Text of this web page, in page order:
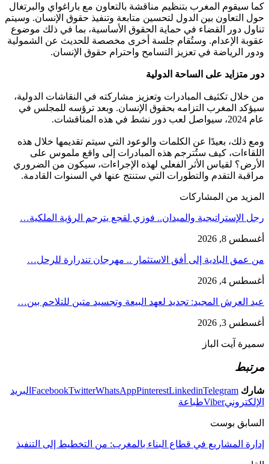
كما سيقوم المغرب بتنظيم مناقشة بالتعاون مع باراغواي والبرتغال
حول التعاون بين الدول لتحسين متابعة وتنفيذ حقوق الإنسان. وسيتم
تناول دور القضاء في حماية الحقوق الأساسية، بما في ذلك موضوع
عقوبة الإعدام. وستُقام جلسة أخرى مخصصة للحديث عن الشمولية
ودور الرياضة في تعزيز التسامح واحترام حقوق الإنسان.
دور متزايد على الساحة الدولية
من خلال تكثيف المبادرات وتعزيز مشاركته في النقاشات الدولية،
سيؤكد المغرب التزامه بحقوق الإنسان. وبعد ترؤسه للمجلس في
عام 2024، سيواصل لعب دور نشط في هذه المناقشات.
ومع ذلك، بعيدًا عن الكلمات والوعود التي سيتم تقديمها خلال هذه
اللقاءات، كيف ستُترجم هذه المبادرات إلى واقع ملموس على
الأرض؟ لقياس الأثر الفعلي لهذه الإجراءات، سيكون من الضروري
مراقبة التقدم والتطورات التي ستنتج عنها في السنوات القادمة.
المزيد من المشاركات
رجل الإستراتيجية والميدان.. فوزي لقجع يترجم الرؤية الملكية…
أغسطس 8, 2026
من عمق البادية إلى أفق الاستثمار .. مهرجان تندرارة للرحل…
أغسطس 4, 2026
عيد العرش المجيد: تجديد لعهد البيعة وتجسيد متين للتلاحم بين…
أغسطس 3, 2026
سميرة آيت الباز
مرتبط
شارك FacebookTwitterWhatsAppPinterestLinkedinTelegram
البريد
الإلكترونيViberطباعة
السابق بوست
إدارة المشاريع في قطاع البناء بالمغرب: من التخطيط إلى التنفيذ